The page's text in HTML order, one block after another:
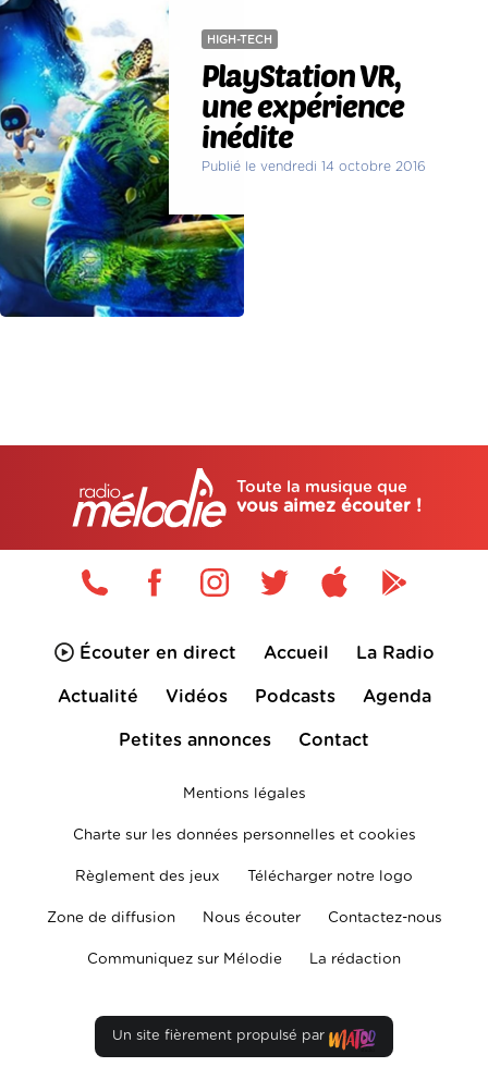
HIGH-TECH
PlayStation VR,
une expérience
inédite
Publié le vendredi 14 octobre 2016
Toute la musique que
vous aimez écouter !
Écouter en direct Accueil La Radio
Actualité Vidéos Podcasts Agenda
Petites annonces Contact
Mentions légales
Charte sur les données personnelles et cookies
Règlement des jeux Télécharger notre logo
Zone de diffusion Nous écouter Contactez-nous
Communiquez sur Mélodie La rédaction
Un site fièrement propulsé par